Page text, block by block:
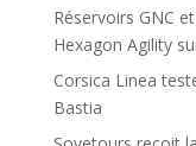
Réservoirs GNC
Hexagon Agility
Corsica Linea
Bastia